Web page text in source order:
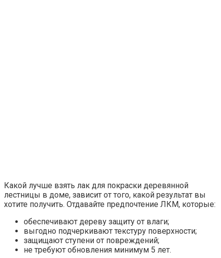
Какой лучше взять лак для покраски деревянной
лестницы в доме, зависит от того, какой результат вы
хотите получить. Отдавайте предпочтение ЛКМ, которые:
обеспечивают дереву защиту от влаги;
выгодно подчеркивают текстуру поверхности;
защищают ступени от повреждений;
не требуют обновления минимум 5 лет.